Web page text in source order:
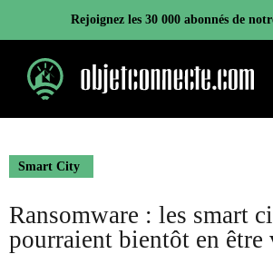
contenu
Rejoignez les 30 000 abonnés de
Smart City
Ransomware : les smart
pourraient bientôt en être